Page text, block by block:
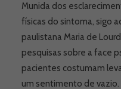
Munida dos
físicas do sintoma, sigo
paulistana Maria de
pesquisas sobre a face
pacientes costumam
um sentimento de